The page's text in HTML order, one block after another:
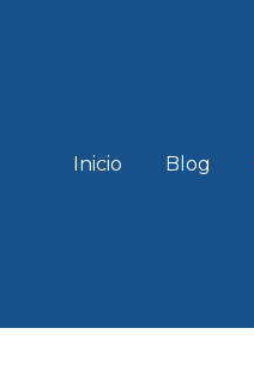
Inicio Blog